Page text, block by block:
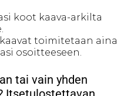
koot kaava-arkilta
toimitetaan aina
osoitteeseen.
tai vain yhden